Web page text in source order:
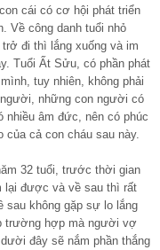
cái có cơ hội phát triển
Về công danh tuổi nhỏ
đi thì lắng xuống và im
Tuổi Ất Sửu, có phần phát
tuy nhiên, không phải
những con người có
nhiều âm đức, nên có phúc
cả con cháu sau này.
32 tuổi, trước thời gian
lại được và về sau thì rất
sau không gặp sự lo lắng
trường hợp mà người vợ
đây sẽ nắm phần thắng